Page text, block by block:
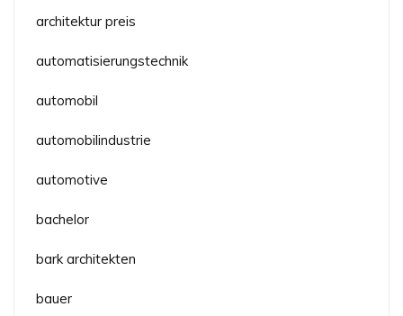
architektur preis
automatisierungstechnik
automobil
automobilindustrie
automotive
bachelor
bark architekten
bauer